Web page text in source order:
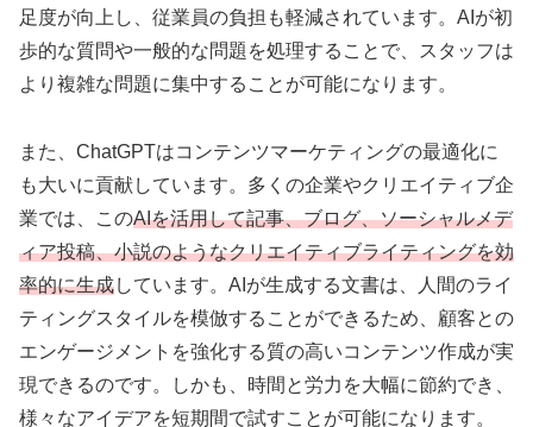
足度が向上し、従業員の負担も軽減されています。AIが初
歩的な質問や一般的な問題を処理することで、スタッフは
より複雑な問題に集中することが可能になります。
また、ChatGPTはコンテンツマーケティングの最適化に
も大いに貢献しています。多くの企業やクリエイティブ企
業では、このAIを活用して記事、ブログ、ソーシャルメデ
ィア投稿、小説のようなクリエイティブライティングを効
率的に生成しています。AIが生成する文書は、人間のライ
ティングスタイルを模倣することができるため、顧客との
エンゲージメントを強化する質の高いコンテンツ作成が実
現できるのです。しかも、時間と労力を大幅に節約でき、
様々なアイデアを短期間で試すことが可能になります。